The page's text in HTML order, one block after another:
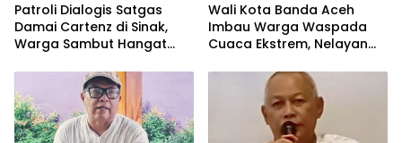
Patroli Dialogis Satgas
Damai Cartenz di Sinak,
Warga Sambut Hangat
Wali Kota Banda Aceh
Imbau Warga Waspada
Cuaca Ekstrem, Nelayan